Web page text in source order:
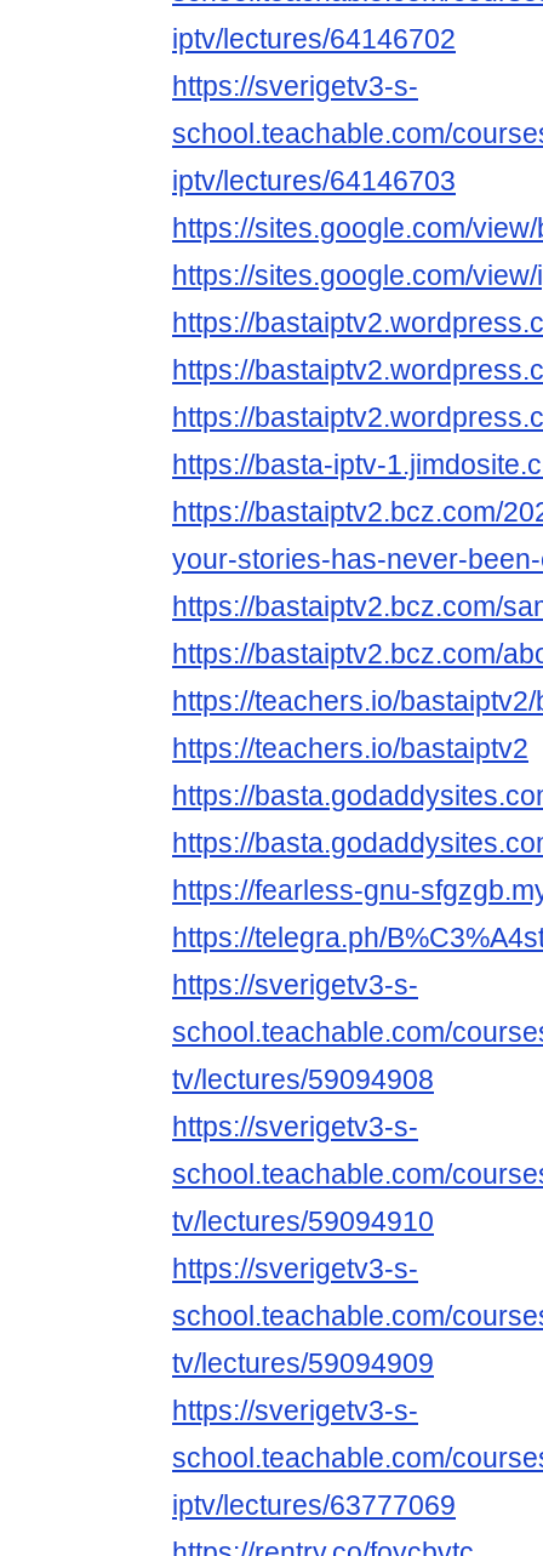
iptv/lectures/64146702
https://sverigetv3-s-
school.teachable.com/
iptv/lectures/64146703
https://sites.google.com/
https://sites.google.com/
https://
https://
https://
https://basta-iptv-
https://bastaiptv2.bcz.com/
your-stories-has-never-
https://bastaiptv2.bcz.com/
https://bastaiptv2.bcz.com/
https://teachers.io/
https://teachers.io/bastaiptv2
https://
https://
https://fearless-gnu-
https://telegra.ph/
https://sverigetv3-s-
school.teachable.com/
tv/lectures/59094908
https://sverigetv3-s-
school.teachable.com/
tv/lectures/59094910
https://sverigetv3-s-
school.teachable.com/
tv/lectures/59094909
https://sverigetv3-s-
school.teachable.com/
iptv/lectures/63777069